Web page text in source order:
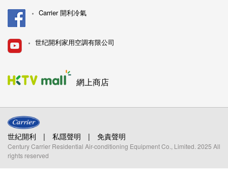
Carrier 開利冷氣
世纪開利家用空調有限公司
網上商店
世紀開利 | 私隱聲明 | 免責聲明
Century Carrier Residential Air-conditioning Equipment Co., Limited. 2025 All
rights reserved